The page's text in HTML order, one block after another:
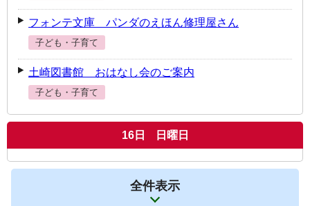
フォンテ文庫 パンダのえほん修理屋さん
子ども・子育て
土崎図書館 おはなし会のご案内
子ども・子育て
16日 日曜日
全件表示